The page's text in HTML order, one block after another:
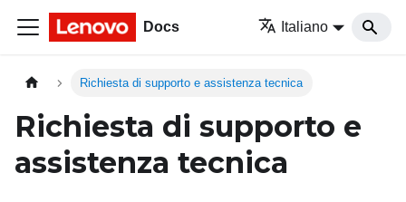
Docs Italiano
Richiesta di supporto e assistenza tecnica
Richiesta di supporto e
assistenza tecnica